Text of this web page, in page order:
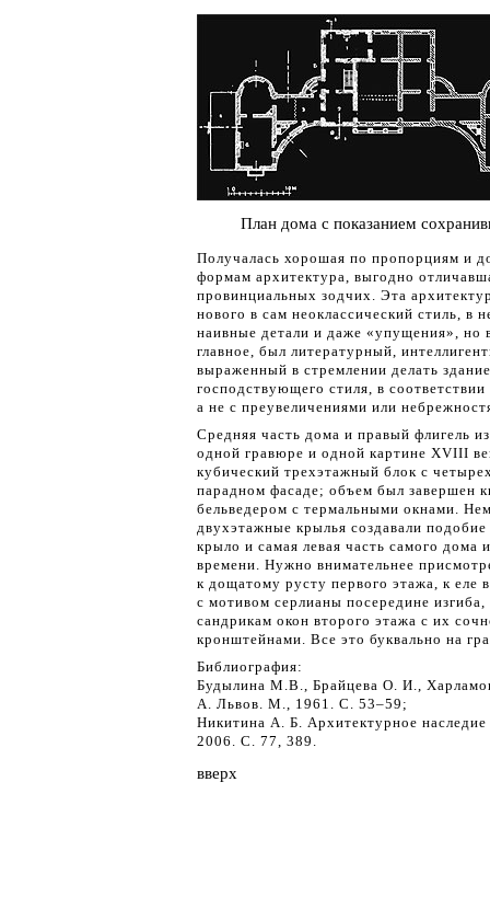
План дома с показанием
Получалась хорошая по пропорциям и
формам архитектура, выгодно
провинциальных зодчих. Эта
нового в сам неоклассический стиль, в
наивные детали и даже «упущения», но
главное, был литературный,
выраженный в стремлении делать
господствующего стиля, в
а не с преувеличениями или
Средняя часть дома и правый флигель
одной гравюре и одной картине XVIII
кубический трехэтажный блок с
парадном фасаде; объем был завершен
бельведером с термальными окнами.
двухэтажные крылья создавали
крыло и самая левая часть самого дома
времени. Нужно внимательнее
к дощатому русту первого этажа, к еле
с мотивом серлианы посередине
сандрикам окон второго этажа с их
кронштейнами. Все это буквально на
Библиография:
Будылина М.В., Брайцева О. И.,
А. Львов. М., 1961. С. 53–59;
Никитина А. Б. Архитектурное
2006. С. 77, 389.
вверх